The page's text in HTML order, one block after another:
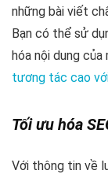
những bài viết
Bạn có thể sử
hóa nội dung của
tương tác cao
Tối ưu hóa
Với thông tin về